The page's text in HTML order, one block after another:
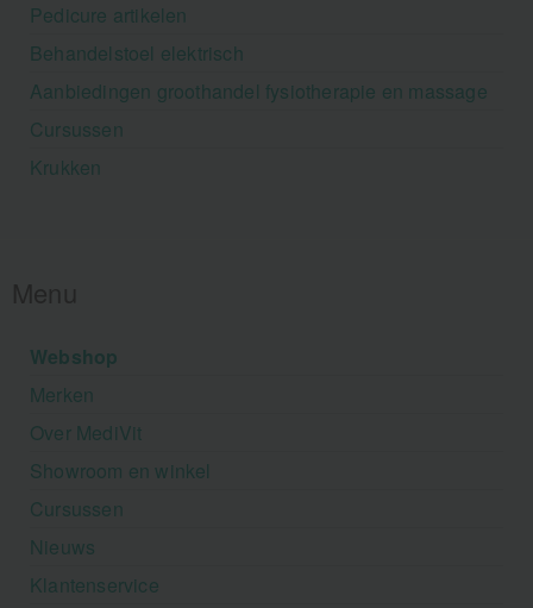
Pedicure artikelen
Behandelstoel elektrisch
Aanbiedingen groothandel fysiotherapie en massage
Cursussen
Krukken
Webshop
Merken
Over MediVit
Showroom en winkel
Cursussen
Nieuws
Klantenservice